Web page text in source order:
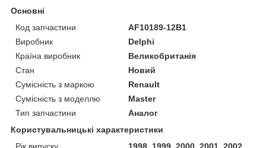
Основні
Код запчастини
AF10189-12B1
Виробник
Delphi
Країна виробник
Великобританія
Стан
Новий
Сумісність з маркою
Renault
Сумісність з моделлю
Master
Тип запчастини
Аналог
Користувальницькі характеристики